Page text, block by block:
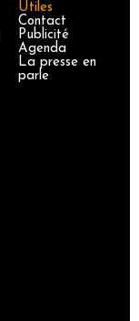
Utiles
Contact
Publicité
Agenda
La presse en
parle